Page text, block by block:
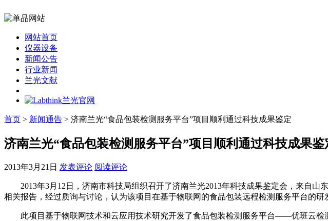
网站首页
仪器设备
新闻公告
行业新闻
兰光文献
首页 > 新闻通告 > 济南兰光“食品包装检测服务平台”项目顺利通过科技成果鉴定
济南兰光“食品包装检测服务平台”项目顺利通过科技成果鉴
2013年3月21日 发表评论 阅读评论
2013年3月12日，济南市科技局组织召开了济南兰光2013年科技成果鉴定会，来自山
相关报告，经过质询与讨论，认为该项目在基于物联网的食品包装远程检测服务平台的研
此项目基于物联网技术和云应用技术研究开发了食品包装检测服务平台——优班云检